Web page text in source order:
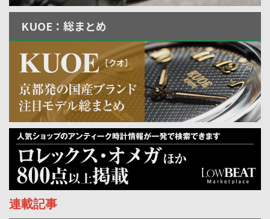
KUOE：総まとめ
連載記事